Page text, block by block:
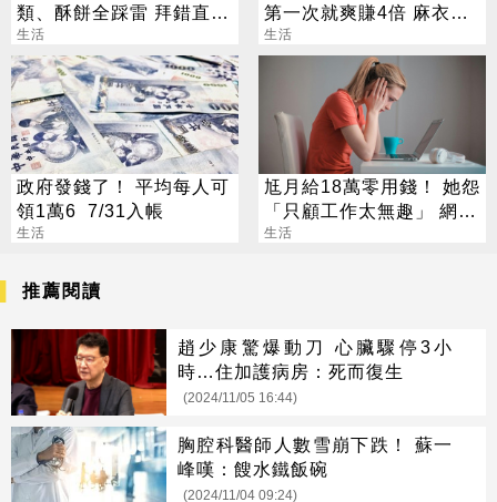
類、酥餅全踩雷 拜錯直接
「輸」掉
生活
第一次就爽賺4倍 麻衣：
感謝指導
生活
政府發錢了！ 平均每人可
領1萬6 7/31入帳
生活
尪月給18萬零用錢！ 她怨
「只顧工作太無趣」 網傻
眼：真不知足
生活
推薦閱讀
趙少康驚爆動刀 心臟驟停3小
時…住加護病房：死而復生
(2024/11/05 16:44)
胸腔科醫師人數雪崩下跌！ 蘇一
峰嘆：餿水鐵飯碗
(2024/11/04 09:24)